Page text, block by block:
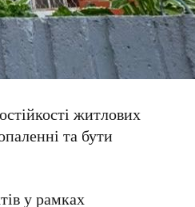
житлових
та бути
у рамках